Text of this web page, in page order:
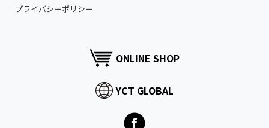
プライバシーポリシー
ONLINE SHOP
YCT GLOBAL